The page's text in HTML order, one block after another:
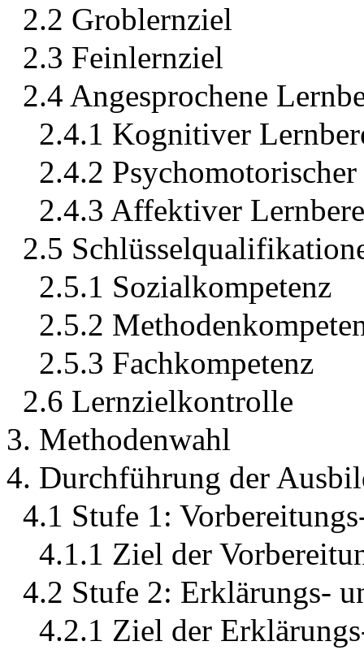
2.2 Groblernziel
2.3 Feinlernziel
2.4 Angesprochene
2.4.1 Kognitiver
2.4.2
2.4.3 Affektiver
2.5
2.5.1 Sozialkompetenz
2.5.2
2.5.3 Fachkompetenz
2.6 Lernzielkontrolle
3. Methodenwahl
4. Durchführung der
4.1 Stufe 1:
4.1.1 Ziel der
4.2 Stufe 2: Erklärungs-
4.2.1 Ziel der